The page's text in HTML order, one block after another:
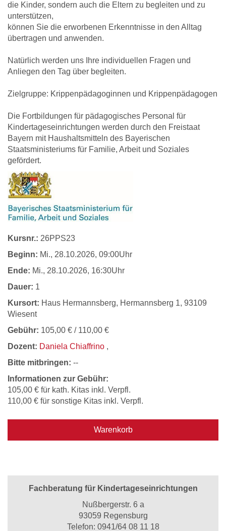
die Kinder, sondern auch die Eltern zu begleiten und zu
unterstützen,
können Sie die erworbenen Erkenntnisse in den Alltag
übertragen und anwenden.
Natürlich werden uns Ihre individuellen Fragen und
Anliegen den Tag über begleiten.
Zielgruppe: Krippenpädagoginnen und Krippenpädagogen
Die Fortbildungen für pädagogisches Personal für
Kindertageseinrichtungen werden durch den Freistaat
Bayern mit Haushaltsmitteln des Bayerischen
Staatsministeriums für Familie, Arbeit und Soziales
gefördert.
Kursnr.: 26PPS23
Beginn: Mi., 28.10.2026, 09:00Uhr
Ende: Mi., 28.10.2026, 16:30Uhr
Dauer: 1
Kursort: Haus Hermannsberg, Hermannsberg 1, 93109
Wiesent
Gebühr: 105,00 € / 110,00 €
Dozent: Daniela Chiaffrino ,
Bitte mitbringen: --
Informationen zur Gebühr:
105,00 € für kath. Kitas inkl. Verpfl.
110,00 € für sonstige Kitas inkl. Verpfl.
Warenkorb
Fachberatung für Kindertageseinrichtungen
Nußbergerstr. 6 a
93059 Regensburg
Telefon: 0941/64 08 11 18